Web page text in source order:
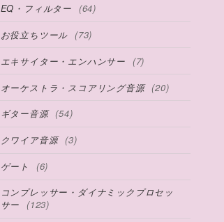
EQ・フィルター (64)
お役立ちツール (73)
エキサイター・エンハンサー (7)
オーケストラ・スコアリング音源 (20)
ギター音源 (54)
クワイア音源 (3)
ゲート (6)
コンプレッサー・ダイナミックプロセッ
サー
(123)